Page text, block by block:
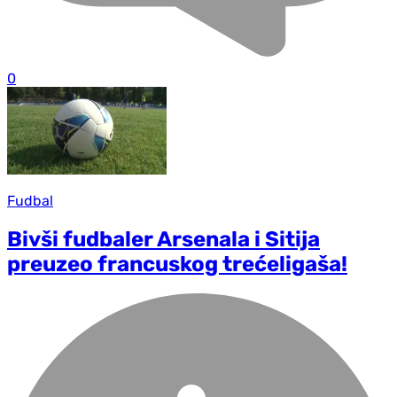
0
Fudbal
Bivši fudbaler Arsenala i Sitija
preuzeo francuskog trećeligaša!